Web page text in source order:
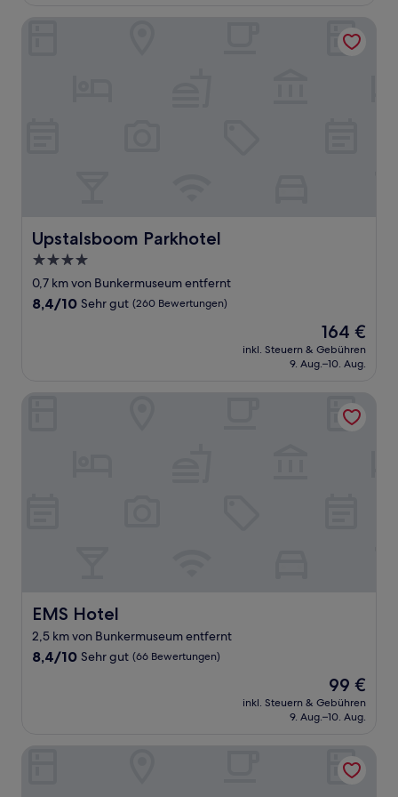
Upstalsboom Parkhotel
Upstalsboom Parkhotel
4.0-
Sterne-
Unterkunft
0,7 km von Bunkermuseum entfernt
8.4
Bewertungen)
8,4/10 Sehr gut (260 Bewertungen)
Der
Preis
beträgt
164 €
inkl. Steuern & Gebühren
9. Aug.–10. Aug.
EMS Hotel
EMS Hotel
2,5 km von Bunkermuseum entfernt
8.4
Bewertungen)
8,4/10 Sehr gut (66 Bewertungen)
Der
Preis
beträgt
99 €
inkl. Steuern & Gebühren
9. Aug.–10. Aug.